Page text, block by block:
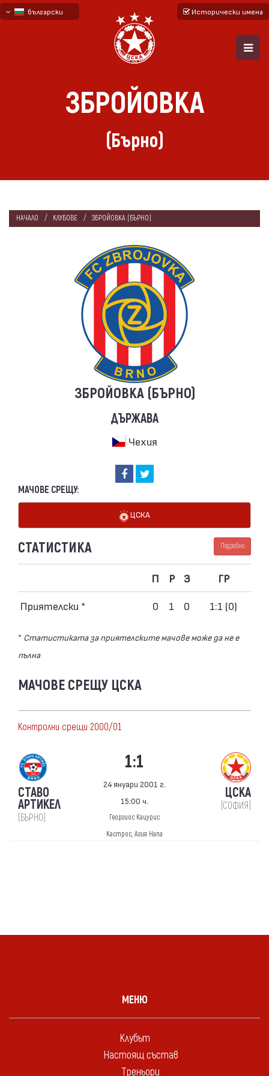
български
Исторически имена
ЗБРОЙОВКА
(Бърно)
НАЧАЛО КЛУБОВЕ ЗБРОЙОВКА (БЪРНО)
ЗБРОЙОВКА (БЪРНО)
ДЪРЖАВА
Чехия
МАЧОВЕ СРЕЩУ:
ЦСКА
СТАТИСТИКА Подробно
П Р З ГР
Приятелски * 0 1 0 1:1 (0)
* Статистиката за приятелските мачове може да не е
пълна
МАЧОВЕ СРЕЩУ ЦСКА
Контролни срещи 2000/01
СТАВО
АРТИКЕЛ
(БЪРНО)
1:1
24 януари 2001 г.
15:00 ч.
Георгиос Кацурис
Кастрос, Агия Напа
ЦСКА
(СОФИЯ)
МЕНЮ
Клубът
Настоящ състав
Треньори